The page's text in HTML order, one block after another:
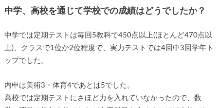
中学、高校を通じて学校での成績はどうでしたか？
中学では定期テストは毎回5教科で450点以上(ほとんど470点以
上)、クラスで1位か2位程度で、実力テストでは4回中3回学年ト
ップでした。
内申は美術3・体育4であとは5でした。
高校では定期テストにさほど力を入れていなかったので、数